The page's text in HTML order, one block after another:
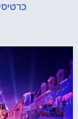
כרטיסי